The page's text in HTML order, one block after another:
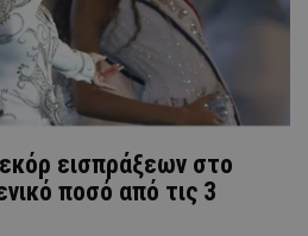
εισπράξεων στο
ποσό από τις 3